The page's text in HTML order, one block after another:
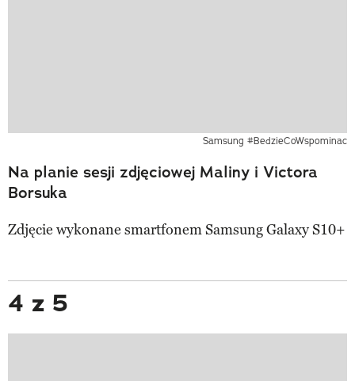
Samsung #BedzieCoWspominac
Na planie sesji zdjęciowej Maliny i Victora
Borsuka
Zdjęcie wykonane smartfonem Samsung Galaxy S10+
4 z 5